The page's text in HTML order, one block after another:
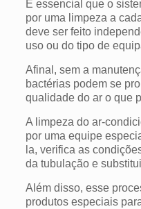
É essencial que o
por uma limpeza a
deve ser feito
uso ou do tipo de
Afinal, sem a
bactérias podem se
qualidade do ar o que
A limpeza do ar-
por uma equipe
la, verifica as
da tubulação e
Além disso, esse
produtos especiais